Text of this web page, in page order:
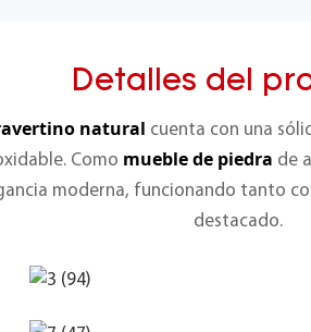
Detalles del
natural cuenta con una
Como mueble de piedra de
moderna, funcionando tanto
destacado.